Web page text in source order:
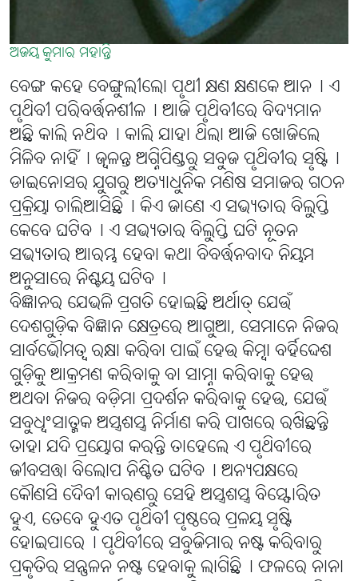
ଅଜୟ କୁମାର ମହାନ୍ତି
ବେଙ୍ଗ କହେ ବେଙ୍ଗୁଲୀଲୋ ପୃଥୀ କ୍ଷଣ କ୍ଷଣକେ ଆନ୤ ଏ
ପୃଥିବୀ ପରିବର୍ତ୍ତନଶୀଳ୤ ଆଜି ପୃଥିବୀରେ ବିଦ୍ୟମାନ
ଅଛି କାଲି ନଥିବ୤ କାଲି ଯାହା ଥିଲା ଆଜି ଖୋଜିଲେ
ମିଳିବ ନାହିଁ୤ ଜ୍ୱଳନ୍ତ ଅଗ୍ନିପିଣ୍ଡରୁ ସବୁଜ ପୃଥିବୀର ସୃଷ୍ଟି୤
ଡାଇନୋସର ଯୁଗରୁ ଅତ୍ୟାଧୁନିକ ମଣିଷ ସମାଜର ଗଠନ
ପ୍ରକ୍ରିୟା ଚାଲିଆସିଛି୤ କିଏ ଜାଣେ ଏ ସଭ୍ୟତାର ବିଲୁପ୍ତି
କେବେ ଘଟିବ୤ ଏ ସଭ୍ୟତାର ବିଲୁପ୍ତି ଘଟି ନୂତନ
ସଭ୍ୟତାର ଆରମ୍ଭ ହେବା କଥା ବିବର୍ତ୍ତନବାଦ ନିୟମ
ଅନୁସାରେ ନିଶ୍ଚୟ ଘଟିବ୤
ବିଜ୍ଞାନର ଯେଭଳି ପ୍ରଗତି ହୋଇଛି ଅର୍ଥାତ୍ ଯେଉଁ
ଦେଶଗୁଡ଼ିକ ବିଜ୍ଞାନ କ୍ଷେତ୍ରରେ ଆଗୁଆ, ସେମାନେ ନିଜର
ସାର୍ବଭୌମତ୍ୱ ରକ୍ଷା କରିବା ପାଇଁ ହେଉ କିମ୍ବା ବର୍ହିଦ୍ଦେଶ
ଗୁଡ଼ିକୁ ଆକ୍ରମଣ କରିବାକୁ ବା ସାମ୍ନା କରିବାକୁ ହେଉ
ଅଥବା ନିଜର ବଡ଼ିମା ପ୍ରଦର୍ଶନ କରିବାକୁ ହେଉ, ଯେଉଁ
ସବୁଧ୍ୱଂସାତ୍ମକ ଅସ୍ତ୍ରଶସ୍ତ୍ର ନିର୍ମାଣ କରି ପାଖରେ ରଖିଛନ୍ତି
ତାହା ଯଦି ପ୍ରୟୋଗ କରନ୍ତି ତାହେଲେ ଏ ପୃଥିବୀରେ
ଜୀବସତ୍ତା ବିଲୋପ ନିଶ୍ଚିତ ଘଟିବ୤ ଅନ୍ୟପକ୍ଷରେ
କୌଣସି ଦୈବୀ କାରଣରୁ ସେହି ଅସ୍ତ୍ରଶସ୍ତ୍ର ବିସ୍ଫୋରିତ
ହୁଏ, ତେବେ ହୁଏତ ପୃଥିବୀ ପୃଷ୍ଠରେ ପ୍ରଳୟ ସୃଷ୍ଟି
ହୋଇପାରେ୤ ପୃଥିବୀରେ ସବୁଜିମାର ନଷ୍ଟ କରିବାରୁ
ପ୍ରକୃତିର ସନ୍ତୁଳନ ନଷ୍ଟ ହେବାକୁ ଲାଗିଛି୤ ଫଳରେ ନାନା